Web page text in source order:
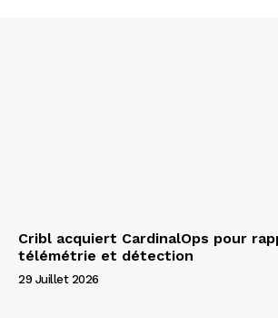
Cribl acquiert CardinalOps pour
télémétrie et détection
29 Juillet 2026